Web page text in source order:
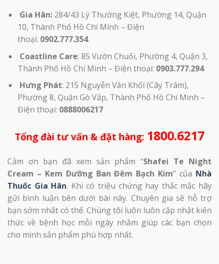
Gia Hân:284/43 Lý Thường Kiệt, Phường 14, Quận
10, Thành Phố Hồ Chí Minh – Điện
thoại: 0902.777.354
Coastline Care: 85 Vườn Chuối, Phường 4, Quận 3,
Thành Phố Hồ Chí Minh – Điện thoại: 0903.777.294
Hưng Phát: 215 Nguyễn Văn Khối (Cây Trâm),
Phường 8, Quận Gò Vấp, Thành Phố Hồ Chí Minh –
Điện thoại: 0888006217
Tổng đài tư vấn & đặt hàng: 1800.6217
Cảm ơn bạn đã xem sản phẩm “Shafei Te Night
Cream – Kem Dưỡng Ban Đêm Bạch Kim” của Nhà
Thuốc Gia Hân. Khi có triệu chứng hay thắc mắc hãy
gửi bình luận bên dưới bài này. Chuyên gia sẽ hỗ trợ
bạn sớm nhất có thể. Chúng tôi luôn luôn cập nhật kiến
thức về bệnh học mỗi ngày nhằm giúp các bạn chọn
cho mình sản phẩm phù hợp nhất.